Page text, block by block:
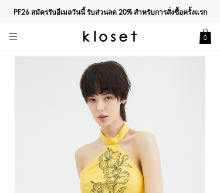
PF26 สมัครรับอีเมลวันนี้ รับส่วนลด20%สำหรับการสั่งซื้อครั้งแรก
0